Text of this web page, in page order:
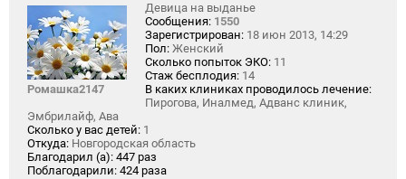
Ромашка2147
Девица на выданье
Сообщения: 1550
Зарегистрирован: 18 июн 2013, 14:29
Пол: Женский
Сколько попыток ЭКО: 11
Стаж бесплодия: 14
В каких клиниках проводилось лечение:
Пирогова, Иналмед, Адванс клиник,
Эмбрилайф, Ава
Сколько у вас детей: 1
Откуда: Новгородская область
Благодарил (а): 447 раз
Поблагодарили: 424 раза